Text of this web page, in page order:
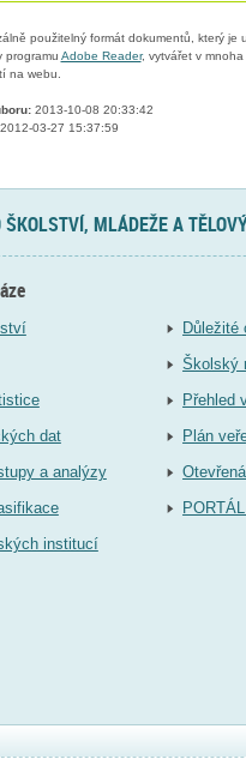
použitelný formát dokumentů, který je
programu Adobe Reader, vytvářet v
na webu.
2013-10-08 20:33:42
03-27 15:37:59
MLÁDEŽE A
dat
a analýzy
institucí
Důležité
Školský
Přehled
Plán